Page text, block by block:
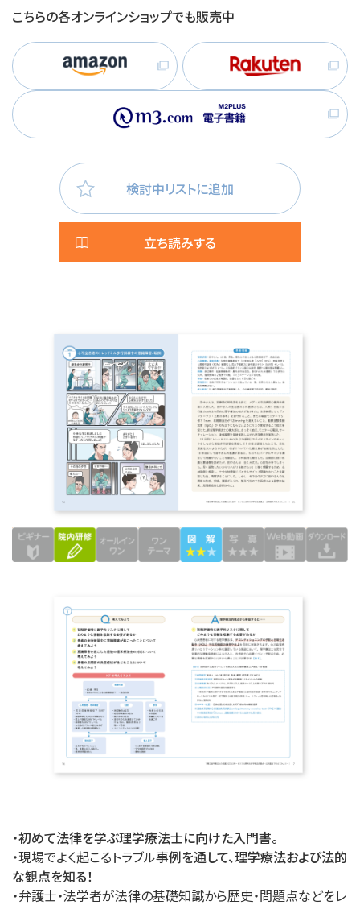
こちらの各オンラインショップでも販売中
検討中リストに追加
立ち読みする
・初めて法律を学ぶ理学療法士に向けた入門書。
・現場でよく起こるトラブル事例を通して、理学療法および法的
な観点を知る！
・弁護士・法学者が法律の基礎知識から歴史・問題点などをレ